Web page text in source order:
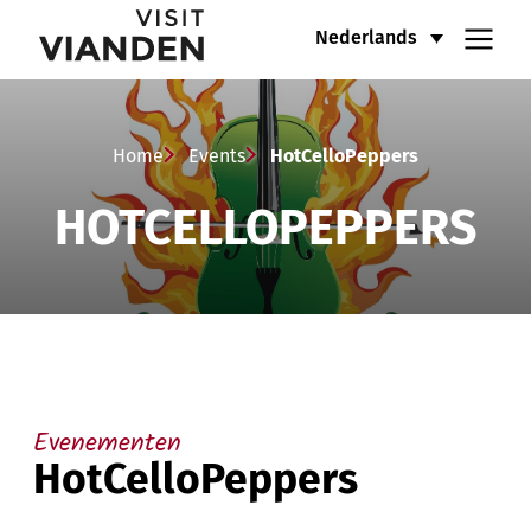
Nederlands
HotCelloPeppers
Hoofdnavigatiemenu
Home Events HotCelloPeppers
HOTCELLOPEPPERS
Evenementen
HotCelloPeppers